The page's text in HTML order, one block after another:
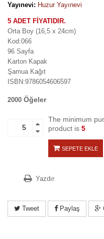
Yayınevi: Huzur Yayınevi
5 ADET FİYATIDIR.
Orta Boy (16,5 x 24cm)
Kod:066
96 Sayfa
Karton Kapak
Şamua Kağıt
ISBN:9786054606597
2000 Öğeler
The minimum
product is 5
SEPETE EKLE
Yazdır
Tweet Paylaş